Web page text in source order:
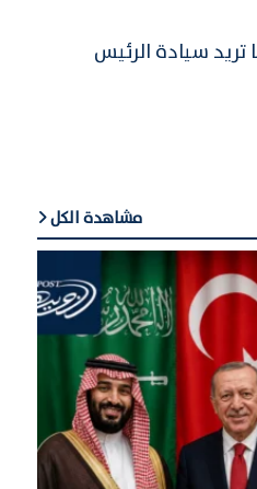
تريد سيادة الرئيس
مشاهدة الكل